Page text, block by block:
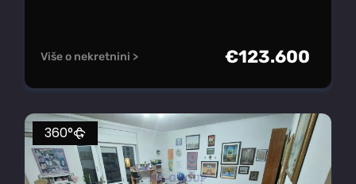
Više o nekretnini > €123.600
360°